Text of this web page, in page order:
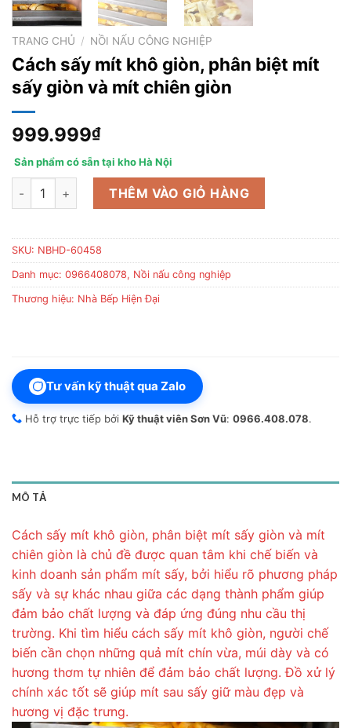
TRANG CHỦ / NỒI NẤU CÔNG NGHIỆP
Cách sấy mít khô giòn, phân biệt mít
sấy giòn và mít chiên giòn
999.999₫
Sản phẩm có sẵn tại kho Hà Nội
Cách sấy mít khô giòn, phân biệt mít sấy giòn và mít chiên
THÊM VÀO GIỎ HÀNG
SKU: NBHD-60458
Danh mục: 0966408078, Nồi nấu công nghiệp
Thương hiệu: Nhà Bếp Hiện Đại
Tư vấn kỹ thuật qua Zalo
Hỗ trợ trực tiếp bởi Kỹ thuật viên Sơn Vũ: 0966.408.078.
MÔ TẢ
Cách sấy mít khô giòn, phân biệt mít sấy giòn và mít
chiên giòn là chủ đề được quan tâm khi chế biến và
kinh doanh sản phẩm mít sấy, bởi hiểu rõ phương pháp
sấy và sự khác nhau giữa các dạng thành phẩm giúp
đảm bảo chất lượng và đáp ứng đúng nhu cầu thị
trường. Khi tìm hiểu cách sấy mít khô giòn, người chế
biến cần chọn những quả mít chín vừa, múi dày và có
hương thơm tự nhiên để đảm bảo chất lượng. Đồ xử lý
chính xác tốt sẽ giúp mít sau sấy giữ màu đẹp và
hương vị đặc trưng.